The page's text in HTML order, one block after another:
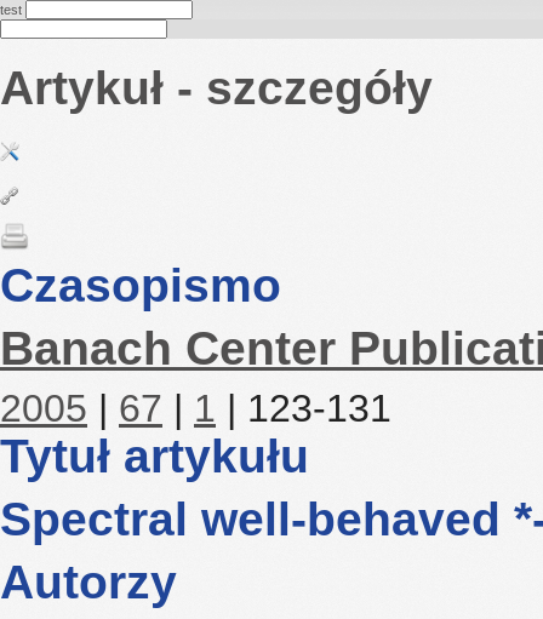
test
Artykuł - szczegóły
Czasopismo
Banach Center
2005 | 67 | 1 | 123-131
Tytuł artykułu
Spectral well-behaved
Autorzy